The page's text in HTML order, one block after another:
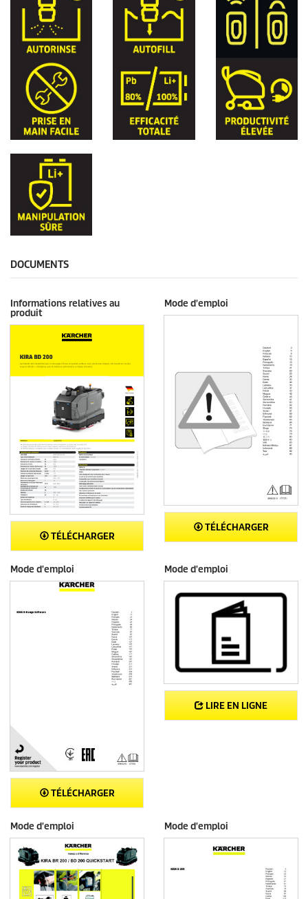
DOCUMENTS
Informations relatives au
produit
TÉLÉCHARGER
Mode d'emploi
TÉLÉCHARGER
Mode d'emploi
TÉLÉCHARGER
Mode d'emploi
LIRE EN LIGNE
Mode d'emploi Mode d'emploi